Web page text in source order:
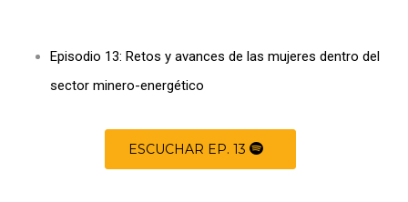
Episodio 13: Retos y avances de las mujeres dentro del
sector minero-energético
ESCUCHAR EP. 13